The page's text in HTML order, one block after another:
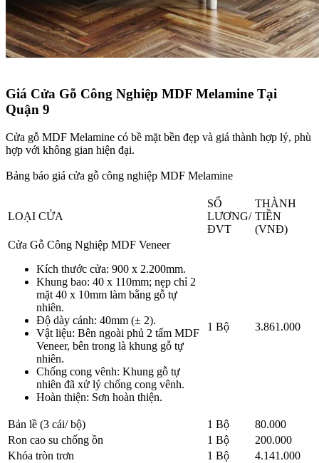
Giá Cửa Gỗ Công Nghiệp MDF Melamine Tại
Quận 9​
Cửa gỗ MDF Melamine có bề mặt bền đẹp và giá thành hợp lý, phù
hợp với không gian hiện đại.
Bảng báo giá cửa gỗ công nghiệp MDF Melamine
LOẠI CỬA
SỐ
LƯƠNG/
ĐVT
THÀNH
TIỀN
(VNĐ)
Cửa Gỗ Công Nghiệp MDF Veneer
Kích thước cửa: 900 x 2.200mm.
Khung bao: 40 x 110mm; nẹp chỉ 2
mặt 40 x 10mm làm bằng gỗ tự
nhiên.
Độ dày cánh: 40mm (± 2).
Vật liệu: Bên ngoài phủ 2 tấm MDF
Veneer, bên trong là khung gỗ tự
nhiên.
Chống cong vênh: Khung gỗ tự
nhiên đã xử lý chống cong vênh.
Hoàn thiện: Sơn hoàn thiện.
1 Bộ 3.861.000
Bản lề (3 cái/ bộ) 1 Bộ
80.000
Ron cao su chống ồn
1 Bộ
200.000
Khóa tròn trơn
1 Bộ
4.141.000